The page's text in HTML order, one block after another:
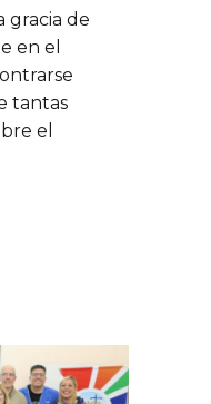
gracia de
en el
tantas
el